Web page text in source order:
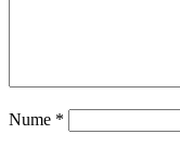
Nume *